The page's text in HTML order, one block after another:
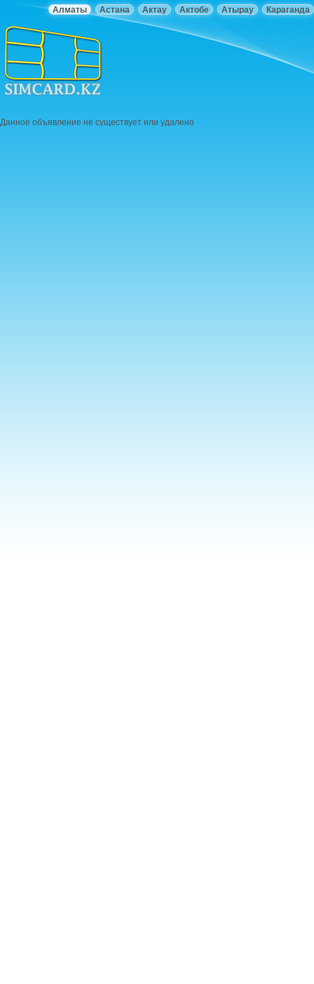
Караганда
Атырау
Актобе
Актау
Астана
Алматы
Данное объявление не существует или удалено